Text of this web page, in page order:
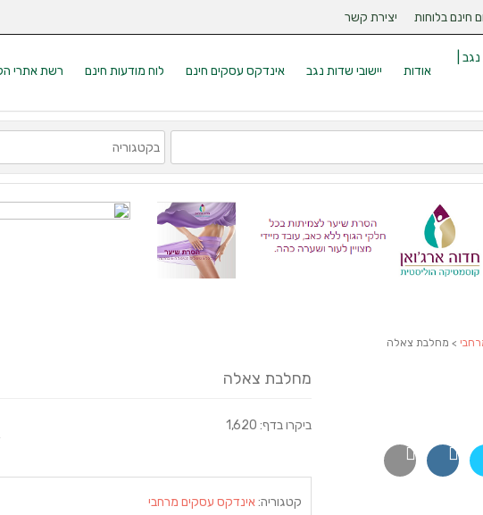
חינם בלוחות יצירת קשר
רשת אתרי לוח מודעות חינם אינדקס עסקים חינם יישובי שדות נגב אודות
> מחלבת צאלה
מחלבת צאלה
ביקרו בדף: 1,620
קטגוריה:אינדקס עסקים מרחבי